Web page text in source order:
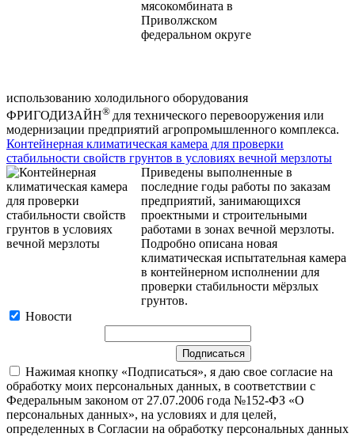
использованию холодильного оборудования
ФРИГОДИЗАЙН® для технического перевооружения или
модернизации предприятий агропромышленного комплекса.
Контейнерная климатическая камера для проверки
стабильности свойств грунтов в условиях вечной мерзлоты
Приведены выполненные в
последние годы работы по заказам
предприятий, занимающихся
проектными и строительными
работами в зонах вечной мерзлоты.
Подробно описана новая
климатическая испытательная камера
в контейнерном исполнении для
проверки стабильности мёрзлых
грунтов.
Новости
Нажимая кнопку «Подписаться», я даю свое согласие на
обработку моих персональных данных, в соответствии с
Федеральным законом от 27.07.2006 года №152-ФЗ «О
персональных данных», на условиях и для целей,
определенных в Согласии на обработку персональных данных